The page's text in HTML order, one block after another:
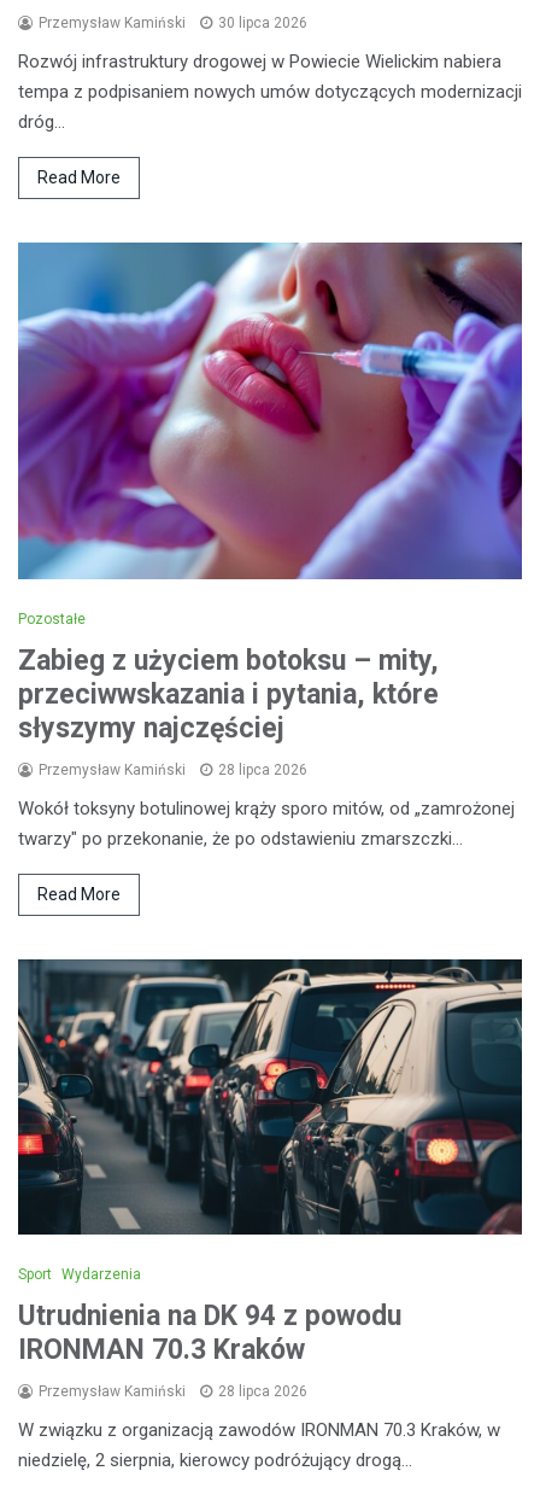
Przemysław Kamiński 30 lipca 2026
Rozwój infrastruktury drogowej w Powiecie Wielickim nabiera
tempa z podpisaniem nowych umów dotyczących modernizacji
dróg…
Read More
Pozostałe
Zabieg z użyciem botoksu – mity,
przeciwwskazania i pytania, które
słyszymy najczęściej
Przemysław Kamiński 28 lipca 2026
Wokół toksyny botulinowej krąży sporo mitów, od „zamrożonej
twarzy" po przekonanie, że po odstawieniu zmarszczki…
Read More
Sport Wydarzenia
Utrudnienia na DK 94 z powodu
IRONMAN 70.3 Kraków
Przemysław Kamiński 28 lipca 2026
W związku z organizacją zawodów IRONMAN 70.3 Kraków, w
niedzielę, 2 sierpnia, kierowcy podróżujący drogą…